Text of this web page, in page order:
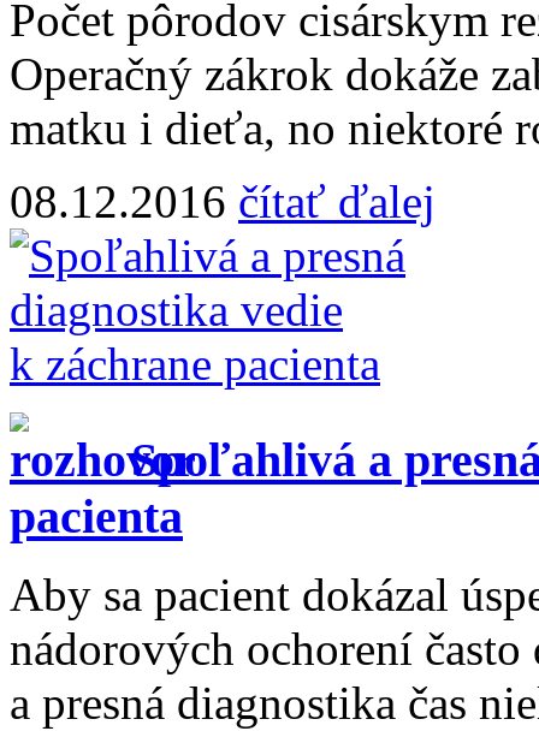
Počet pôrodov cisárskym
Operačný zákrok dokáže
matku i dieťa, no niektoré
08.12.2016 čítať ďalej
Spoľahlivá a
pacienta
Aby sa pacient dokázal
nádorových ochorení
a presná diagnostika čas